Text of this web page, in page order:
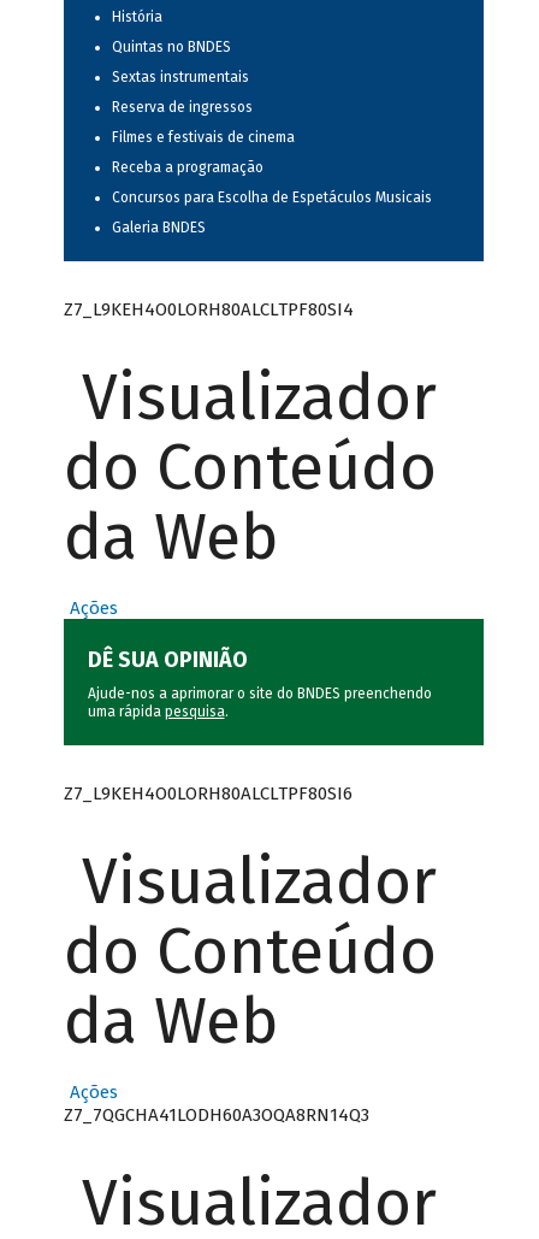
História
Quintas no BNDES
Sextas instrumentais
Reserva de ingressos
Filmes e festivais de cinema
Receba a programação
Concursos para Escolha de Espetáculos Musicais
Galeria BNDES
Z7_L9KEH4O0LORH80ALCLTPF80SI4
Visualizador
do Conteúdo
da Web
Ações
DÊ SUA OPINIÃO
Ajude-nos a aprimorar o site do BNDES preenchendo
uma rápida pesquisa.
Z7_L9KEH4O0LORH80ALCLTPF80SI6
Visualizador
do Conteúdo
da Web
Ações
Z7_7QGCHA41LODH60A3OQA8RN14Q3
Visualizador